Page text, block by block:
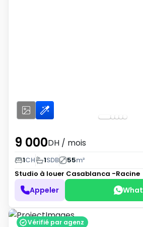
9 000DH / mois
1CH 1SDB 55m²
Studio à louer Casablanca -Racine
Appeler
Vérifié par agenz